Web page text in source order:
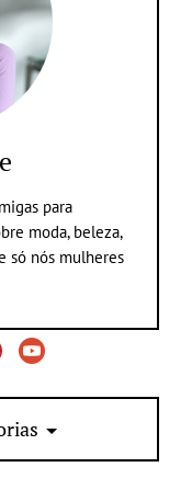
para
moda, beleza,
só nós mulheres